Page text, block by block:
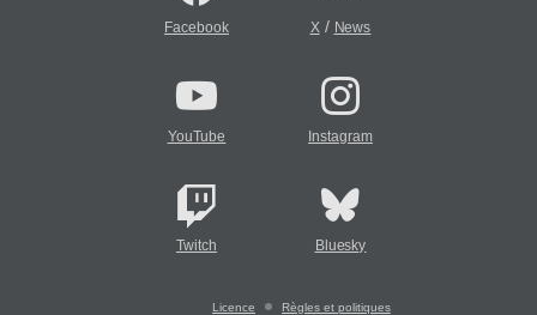
Facebook X/ News
YouTube Instagram
Twitch Bluesky
Licence Règles et politiques